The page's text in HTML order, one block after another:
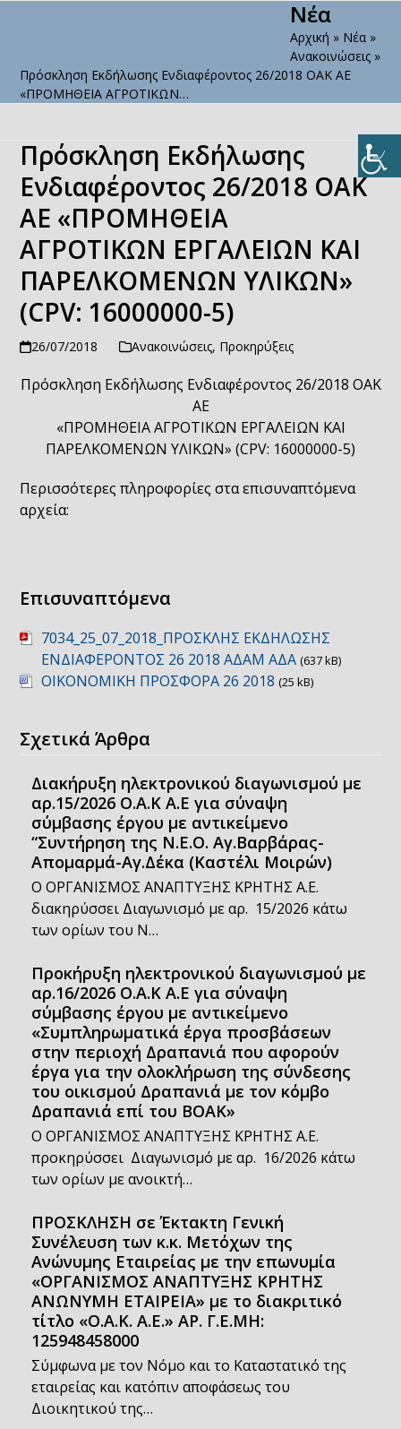
menu
menu
Νέα
Αρχική » Νέα»
Ανακοινώσεις»
Πρόσκληση Εκδήλωσης Ενδιαφέροντος 26/2018 ΟΑΚ ΑΕ
«ΠΡΟΜΗΘΕΙΑ ΑΓΡΟΤΙΚΩΝ…
Πρόσκληση Εκδήλωσης
Ενδιαφέροντος 26/2018 ΟΑΚ
ΑΕ «ΠΡΟΜΗΘΕΙΑ
ΑΓΡΟΤΙΚΩΝ ΕΡΓΑΛΕΙΩΝ ΚΑΙ
ΠΑΡΕΛΚΟΜΕΝΩΝ ΥΛΙΚΩΝ»
(CPV: 16000000-5)
26/07/2018 Ανακοινώσεις, Προκηρύξεις
Πρόσκληση Εκδήλωσης Ενδιαφέροντος 26/2018 ΟΑΚ
ΑΕ
«ΠΡΟΜΗΘΕΙΑ ΑΓΡΟΤΙΚΩΝ ΕΡΓΑΛΕΙΩΝ ΚΑΙ
ΠΑΡΕΛΚΟΜΕΝΩΝ ΥΛΙΚΩΝ» (CPV: 16000000-5)
Περισσότερες πληροφορίες στα επισυναπτόμενα
αρχεία:
Επισυναπτόμενα
7034_25_07_2018_ΠΡΟΣΚΛΗΣ ΕΚΔΗΛΩΣΗΣ
ΕΝΔΙΑΦΕΡΟΝΤΟΣ 26 2018 ΑΔΑΜ ΑΔΑ (637 kB)
ΟΙΚΟΝΟΜΙΚΗ ΠΡΟΣΦΟΡΑ 26 2018 (25 kB)
Σχετικά Άρθρα
Διακήρυξη ηλεκτρονικού διαγωνισμού με
αρ.15/2026 Ο.Α.Κ Α.Ε για σύναψη
σύμβασης έργου με αντικείμενο
“Συντήρηση της Ν.Ε.Ο. Αγ.Βαρβάρας-
Απομαρμά-Αγ.Δέκα (Καστέλι Μοιρών)
Ο ΟΡΓΑΝΙΣΜΟΣ ΑΝΑΠΤΥΞΗΣ ΚΡΗΤΗΣ Α.Ε.
διακηρύσσει Διαγωνισμό με αρ. 15/2026 κάτω
των ορίων του Ν…
Προκήρυξη ηλεκτρονικού διαγωνισμού με
αρ.16/2026 Ο.Α.Κ Α.Ε για σύναψη
σύμβασης έργου με αντικείμενο
«Συμπληρωματικά έργα προσβάσεων
στην περιοχή Δραπανιά που αφορούν
έργα για την ολοκλήρωση της σύνδεσης
του οικισμού Δραπανιά με τον κόμβο
Δραπανιά επί του ΒΟΑΚ»
Ο ΟΡΓΑΝΙΣΜΟΣ ΑΝΑΠΤΥΞΗΣ ΚΡΗΤΗΣ Α.Ε.
προκηρύσσει Διαγωνισμό με αρ. 16/2026 κάτω
των ορίων με ανοικτή…
ΠΡΟΣΚΛΗΣΗ σε Έκτακτη Γενική
Συνέλευση των κ.κ. Μετόχων της
Ανώνυμης Εταιρείας με την επωνυμία
«ΟΡΓΑΝΙΣΜΟΣ ΑΝΑΠΤΥΞΗΣ ΚΡΗΤΗΣ
ΑΝΩΝΥΜΗ ΕΤΑΙΡΕΙΑ» με το διακριτικό
τίτλο «Ο.Α.Κ. Α.Ε.» ΑΡ. Γ.Ε.ΜΗ:
125948458000
Σύμφωνα με τον Νόμο και το Καταστατικό της
εταιρείας και κατόπιν αποφάσεως του
Διοικητικού της…